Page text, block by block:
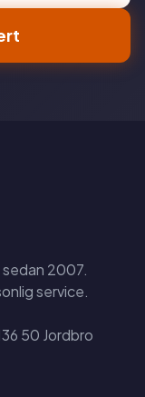
2007.
service.
50 Jordbro